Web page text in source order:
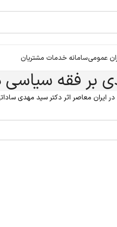
عمومیسامانه خدمات مشتریان
بر فقه سیاسی
معاصر اثر دکتر سید مهدی